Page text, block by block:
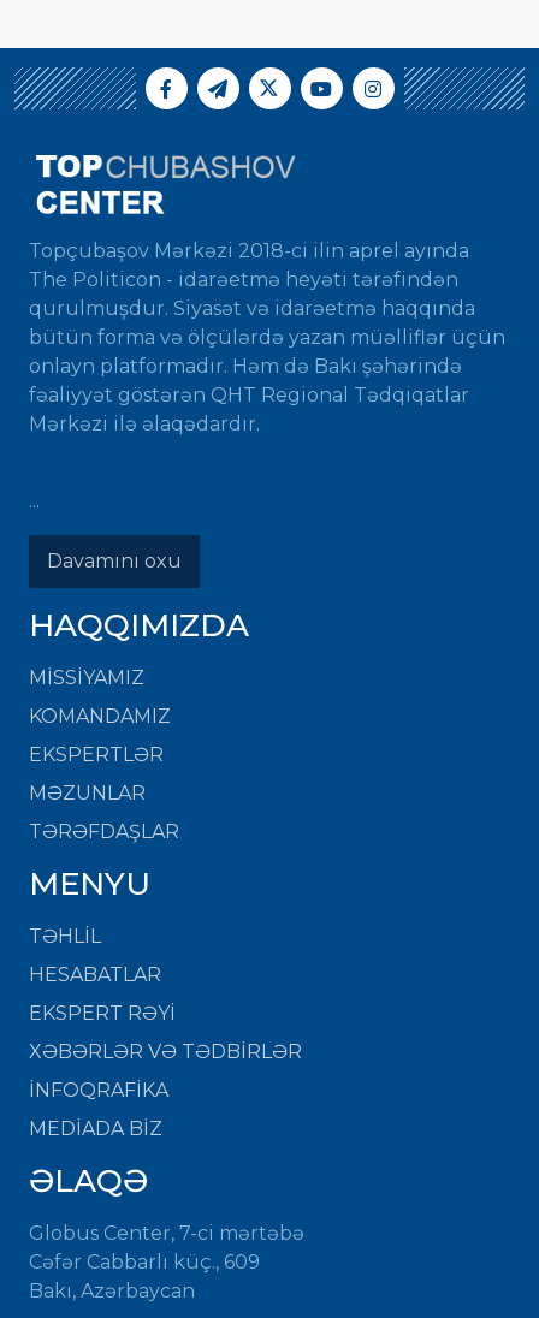
Topçubaşov Mərkəzi 2018-ci ilin aprel ayında
The Politicon - idarəetmə heyəti tərəfindən
qurulmuşdur. Siyasət və idarəetmə haqqında
bütün forma və ölçülərdə yazan müəlliflər üçün
onlayn platformadır. Həm də Bakı şəhərində
fəaliyyət göstərən QHT Regional Tədqiqatlar
Mərkəzi ilə əlaqədardır.
...
Davamını oxu
HAQQIMIZDA
MISSIYAMIZ
KOMANDAMIZ
EKSPERTLƏR
MƏZUNLAR
TƏRƏFDAŞLAR
MENYU
TƏHLİL
HESABATLAR
EKSPERT RƏYİ
XƏBƏRLƏR VƏ TƏDBİRLƏR
İNFOQRAFİKA
MEDİADA BİZ
ƏLAQƏ
Globus Center, 7-ci mərtəbə
Cəfər Cabbarlı küç., 609
Bakı, Azərbaycan